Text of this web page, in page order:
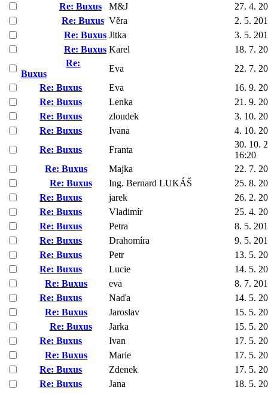
Re: Buxus
M&J
27. 4.
Re: Buxus Věra
2. 5.
Re: Buxus Jitka
3. 5.
Re: Buxus Karel
18. 7.
Re:
Buxus
Eva
22. 7.
Re: Buxus
Eva
16. 9.
Re: Buxus
Lenka
21. 9.
Re: Buxus
zloudek
3. 10.
Re: Buxus
Ivana
4. 10.
Re: Buxus
Franta
30. 10.
16:20
Re: Buxus
Majka
22. 7.
Re: Buxus
Ing. Bernard LUKÁŠ
25. 8.
Re: Buxus
jarek
26. 2.
Re: Buxus
Vladimír
25. 4.
Re: Buxus
Petra
8. 5.
Re: Buxus
Drahomíra
9. 5.
Re: Buxus
Petr
13. 5.
Re: Buxus
Lucie
14. 5.
Re: Buxus
eva
8. 7.
Re: Buxus
Naďa
14. 5.
Re: Buxus
Jaroslav
15. 5.
Re: Buxus
Jarka
15. 5.
Re: Buxus
Ivan
17. 5.
Re: Buxus
Marie
17. 5.
Re: Buxus
Zdenek
17. 5.
Re: Buxus
Jana
18. 5.